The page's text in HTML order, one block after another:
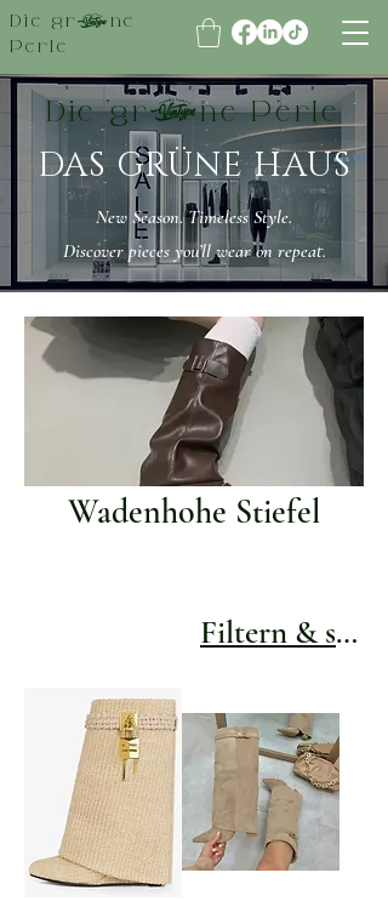
Die grüne
Perle
Die grüne Perle
DAS GRÜNE HAUS
New Season. Timeless Style.
Discover pieces you’ll wear on repeat.
Wadenhohe Stiefel
Filtern &